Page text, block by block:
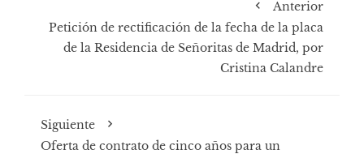
Anterior
Petición de rectificación de la fecha de la placa
de la Residencia de Señoritas de Madrid, por
Cristina Calandre
Siguiente
Oferta de contrato de cinco años para un